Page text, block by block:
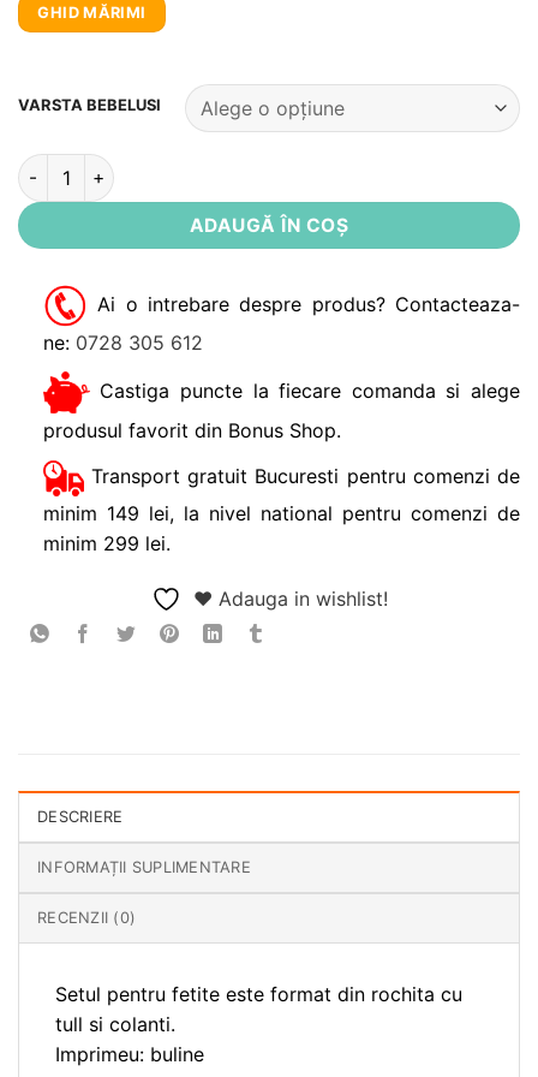
GHID MĂRIMI
VARSTA BEBELUSI
Cantitate Set bebe: rochie + colanti Tiful Dirkje
ADAUGĂ ÎN COȘ
Ai o intrebare despre produs? Contacteaza-
ne: 0728 305 612
Castiga puncte la fiecare comanda si alege
produsul favorit din Bonus Shop.
Transport gratuit Bucuresti pentru comenzi de
minim 149 lei, la nivel national pentru comenzi de
minim 299 lei.
❤ Adauga in wishlist!
DESCRIERE
INFORMAȚII SUPLIMENTARE
RECENZII (0)
Setul pentru fetite este format din rochita cu
tull si colanti.
Imprimeu: buline